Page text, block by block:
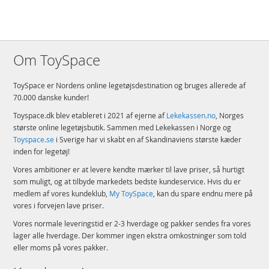
Om ToySpace
ToySpace er Nordens online legetøjsdestination og bruges allerede af
70.000 danske kunder!
Toyspace.dk blev etableret i 2021 af ejerne afLekekassen.no, Norges
største online legetøjsbutik. Sammen med Lekekassen i Norge og
Toyspace.se i Sverige har vi skabt en af Skandinaviens største kæder
inden for legetøj!
Vores ambitioner er at levere kendte mærker til lave priser, så hurtigt
som muligt, og at tilbyde markedets bedste kundeservice. Hvis du er
medlem af vores kundeklub, My ToySpace, kan du spare endnu mere på
vores i forvejen lave priser.
Vores normale leveringstid er 2-3 hverdage og pakker sendes fra vores
lager alle hverdage. Der kommer ingen ekstra omkostninger som told
eller moms på vores pakker.